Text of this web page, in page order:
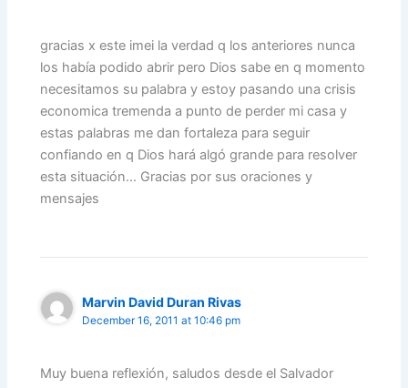
gracias x este imei la verdad q los anteriores nunca
los había podido abrir pero Dios sabe en q momento
necesitamos su palabra y estoy pasando una crisis
economica tremenda a punto de perder mi casa y
estas palabras me dan fortaleza para seguir
confiando en q Dios hará algó grande para resolver
esta situación… Gracias por sus oraciones y
mensajes
Marvin David Duran Rivas
December 16, 2011 at 10:46 pm
Muy buena reflexión, saludos desde el Salvador